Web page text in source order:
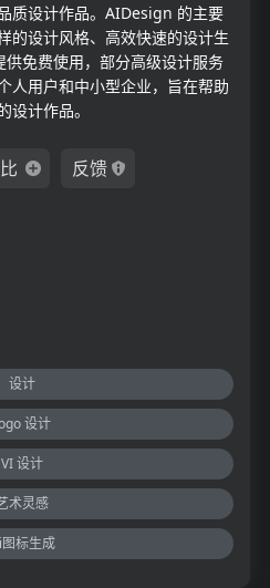
质设计作品。AIDesign 的主要
的设计风格、高效快速的设计生
免费使用，部分高级设计服务
人用户和中小型企业，旨在帮助
设计作品。
反馈
设计
设计
VI 设计
术灵感
标生成